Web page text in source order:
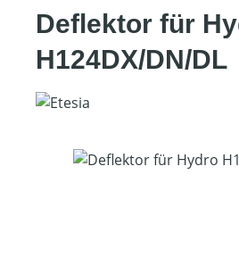
Deflektor für
H124DX/DN/DL
Bildergalerie überspringen